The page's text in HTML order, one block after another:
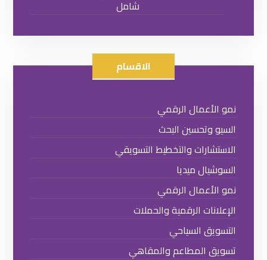
شامل
الاقسام
نمو الأعمال الرقمي
السيو وتحسين البحث
الاستشارات والتخطيط التسويقي
السوشيال ميديا
نمو الأعمال الرقمي
الإعلانات الرقمية والحملات
التسويق السياحي
تسويق المطاعم والمقاهي